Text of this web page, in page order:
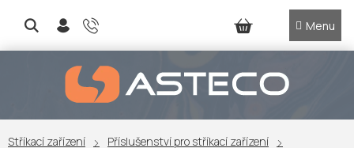
NÁKUPNÍ
KOŠÍK
Stříkací zařízení
Příslušenství pro stříkací zařízení